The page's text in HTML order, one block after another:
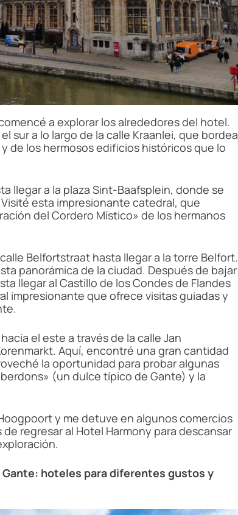
a explorar los alrededores del hotel.
sur a lo largo de la calle Kraanlei, que bordea
de los hermosos edificios históricos que lo
llegar a la plaza Sint-Baafsplein, donde se
esta impresionante catedral, que
del Cordero Místico» de los hermanos
Belfortstraat hasta llegar a la torre Belfort.
panorámica de la ciudad. Después de bajar
llegar al Castillo de los Condes de Flandes
impresionante que ofrece visitas guiadas y
el este a través de la calle Jan
Aquí, encontré una gran cantidad
la oportunidad para probar algunas
(un dulce típico de Gante) y la
y me detuve en algunos comercios
regresar al Hotel Harmony para descansar
hoteles para diferentes gustos y